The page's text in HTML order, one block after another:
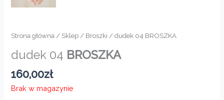
Strona główna / Sklep / Broszki / dudek 04 BROSZKA
dudek 04 BROSZKA
160,00zł
Brak w magazynie